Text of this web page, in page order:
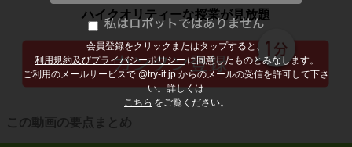
会員登録をクリックまたはタップすると、
利用規約及びプライバシーポリシー に同意したものとみなします。
ご利用のメールサービスで @try-it.jp からのメールの受信を許可して下さ
い。詳しくは
こちら をご覧ください。
ハイクオリティーな授業が見放題
この動画の要点まとめ